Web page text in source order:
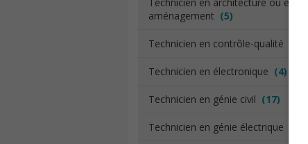
aménagement (5)
Technicien en contrôle-qualité
Technicien en électronique (4)
Technicien en génie civil (17)
Technicien en génie électrique